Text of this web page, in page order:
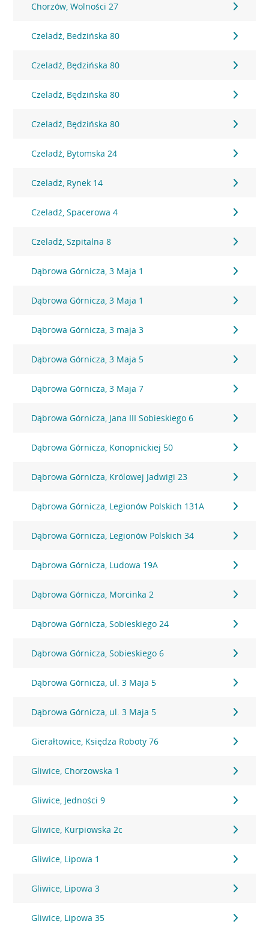
Chorzów, Wolności 27
Czeladź, Bedzińska 80
Czeladź, Będzińska 80
Czeladź, Będzińska 80
Czeladź, Będzińska 80
Czeladź, Bytomska 24
Czeladź, Rynek 14
Czeladź, Spacerowa 4
Czeladź, Szpitalna 8
Dąbrowa Górnicza, 3 Maja 1
Dąbrowa Górnicza, 3 Maja 1
Dąbrowa Górnicza, 3 maja 3
Dąbrowa Górnicza, 3 Maja 5
Dąbrowa Górnicza, 3 Maja 7
Dąbrowa Górnicza, Jana III Sobieskiego 6
Dąbrowa Górnicza, Konopnickiej 50
Dąbrowa Górnicza, Królowej Jadwigi 23
Dąbrowa Górnicza, Legionów Polskich 131A
Dąbrowa Górnicza, Legionów Polskich 34
Dąbrowa Górnicza, Ludowa 19A
Dąbrowa Górnicza, Morcinka 2
Dąbrowa Górnicza, Sobieskiego 24
Dąbrowa Górnicza, Sobieskiego 6
Dąbrowa Górnicza, ul. 3 Maja 5
Dąbrowa Górnicza, ul. 3 Maja 5
Gierałtowice, Księdza Roboty 76
Gliwice, Chorzowska 1
Gliwice, Jedności 9
Gliwice, Kurpiowska 2c
Gliwice, Lipowa 1
Gliwice, Lipowa 3
Gliwice, Lipowa 35